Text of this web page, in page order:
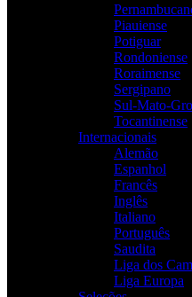
Piauiense
Potiguar
Rondoniense
Roraimense
Sergipano
Sul-Mato-
Tocantinense
Internacionais
Alemão
Espanhol
Francês
Inglês
Italiano
Português
Saudita
Liga dos
Liga Europa